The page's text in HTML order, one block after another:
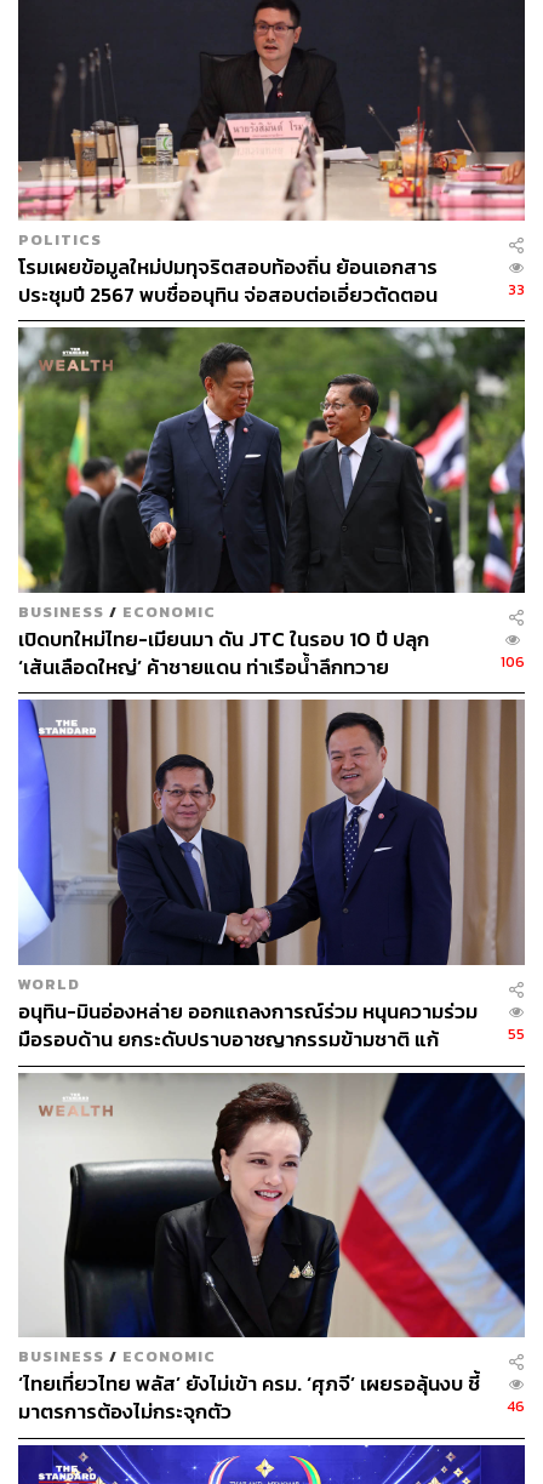
นายกฯ กล่าวอีกว่า สำหรับผู้กระทำความผิดมีทั้งชาวไทย
และต่างชาติ ต้องถือว่าเป็นความผิดมหันต์ที่มารังแกคนไทย
ซึ่งต้องเพิ่มความเข้มข้นความเด็ดขาดในการปราบปรามคดี
และการยึดทรัพย์ ในฐานะหัวหน้ารัฐบาลที่ไม่ใช่แค่นายก
รัฐมนตรีแต่เป็นรมว.มหาดไทยด้วย กำกับดูแลสำนักงานปปง.
ด้วยตนเอง เพื่อให้ทุกท่านสบายใจว่าเมื่อปฏิบัติภารกิจซึ่ง
กระทำด้วยเจตนาที่ต้องการปกป้องประเทศ และประชาชน
ท่านจะมีนายกรัฐมนตรีเป็นผู้ที่รับผิดชอบการกระทำของท่าน
ทุกคน
พร้อมกันนี้ จะเร่งแก้ไขกฎหมายทุกด้านที่เป็นช่องโหว่ให้มี
ความรัดกุมมากที่สุด ตน และรมว.ยุติธรรม ตกลงกันแล้วกับผู้
บัญชาการตำรวจแห่งชาติ (ผบ.ตร.) ว่าถ้าตรงไหนมีช่องโหว่
จะใช้มติคณะรัฐมนตรีอุดช่องโหว่นั้น อาจจะออกเป็น
มาตรการประกาศสำนักนายกรัฐมนตรี แต่ถ้าไม่ทันใจจะออก
เป็นพระราชกำหนด (พ.ร.ก.) โดยใช้มติของคณะรัฐมนตรีใน
การช่วยสนับสนุนภารกิจของทุกท่าน
ถ้าคนกระทำผิดยังคิดว่าจะมีช่องโหว่ออกมาพูดลอยหน้าลอย
ตาโดยไม่ยำเกรงกฎหมาย จากนี้ไปคอต้องตก ต้องสลดสำนึก
ในการกระทำ ยืนยันว่า รัฐบาลและหน่วยงานจะดำเนินการ
อย่างเต็มที่ให้หลาบจำ เพราะสิ่งที่ประเมินค่าไม่ได้คือชื่อเสียง
ของประเทศไทย ความเชื่อมั่นของต่างชาติ หรือแม้แต่คู่ค้า
ของประเทศหากมีเรื่องเหล่านี้จะเกิดผลกระทบทำให้เขาไป
เลือกประเทศอื่นส่งผลให้ประเทศไทยเสียโอกาสมากมาย วัน
นี้เราจึงต้องเรียกแขกทั้งหมดให้กลับมาประเทศไทยอีกครั้ง
เพื่อที่เขามาแล้วเงินทุกบาททุกสตางค์ของเขามีความคุ้มค่า
และปลอดภัย นี่คือสิ่งที่ทุกฝ่ายต้องร่วมกันทำ
สำหรับการยึดและอายัดทรัพย์สินเพิ่มเติมรอบนี้ มีการยึดและ
อายัดทรัพย์สินวิริยะกับพวก หลังพบมีธุรกรรมเชื่อมโยงกับ
เครือข่ายบัญชีม้าของเว็บไซต์พนันออนไลน์ จำนวน 128
รายการ มูลค่ากว่า 173 ล้านบาท และยึดและอายัดทรัพย์สิน
ธัญชนกกับพวก หลังพบพฤติกรรมลักลอบหนีภาษี จำนวน
104 รายการ มูลค่า 94 ล้านบาท นอกจากนี้ ยังขอให้ศาลมีคำ
สั่งให้ทรัพย์สินตกเป็นของแผ่นดินในคดีของแตงไทย เครือ
ข่ายของยิมเลียก รวมมูลค่าจำนวน 20,288 ล้านบาท และยัง
นำเงินส่งคืนผู้เสียหายรวม 4 ราย 25 ล้านบาท
พนันออนไลน์
คณะรัฐมนตรี
อนุทิน ชาญวีรกูล
สำนักงานป้องกันและปราบปรามการฟอกเงิน (ปปง.)
เทพสุ บวรโชติดารา
154
POLITICS
โรมเผยข้อมูลใหม่ปมทุจริตสอบท้องถิ่น ย้อนเอกสาร
ประชุมปี 2567 พบชื่ออนุทิน จ่อสอบต่อเอี่ยวตัดตอน
ม.บูรพา หรือไม่
33
BUSINESS / ECONOMIC
เปิดบทใหม่ไทย-เมียนมา ดัน JTC ในรอบ 10 ปี ปลุก
‘เส้นเลือดใหญ่’ ค้าชายแดน ท่าเรือน้ำลึกทวาย
106
WORLD
อนุทิน-มินอ่องหล่าย ออกแถลงการณ์ร่วม หนุนความร่วม
มือรอบด้าน ยกระดับปราบอาชญากรรมข้ามชาติ แก้
ปัญหาหมอกควัน-มลพิษทางน้ำ
55
BUSINESS / ECONOMIC
‘ไทยเที่ยวไทย พลัส’ ยังไม่เข้า ครม. ‘ศุภจี’ เผยรอลุ้นงบ ชี้
มาตรการต้องไม่กระจุกตัว
46